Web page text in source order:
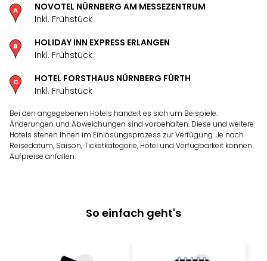
NOVOTEL NÜRNBERG AM MESSEZENTRUM
Inkl. Frühstück
HOLIDAY INN EXPRESS ERLANGEN
Inkl. Frühstück
HOTEL FORSTHAUS NÜRNBERG FÜRTH
Inkl. Frühstück
Bei den angegebenen Hotels handelt es sich um Beispiele.
Änderungen und Abweichungen sind vorbehalten. Diese und weitere
Hotels stehen Ihnen im Einlösungsprozess zur Verfügung. Je nach
Reisedatum, Saison, Ticketkategorie, Hotel und Verfügbarkeit können
Aufpreise anfallen.
So einfach geht's